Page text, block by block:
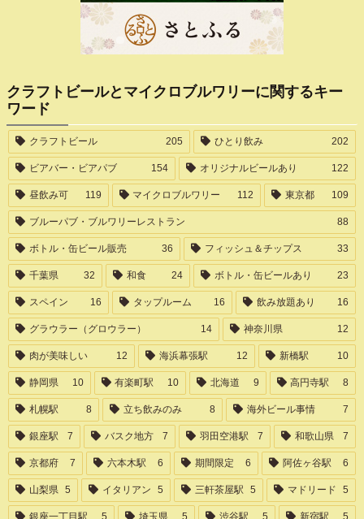
クラフトビールとマイクロブルワリーに関するキー
ワード
クラフトビール 205 ひとり飲み 202
ビアバー・ビアパブ 154 オリジナルビールあり 122
昼飲み可 119 マイクロブルワリー 112 東京都 109
ブルーパブ・ブルワリーレストラン 88
ボトル・缶ビール販売 36 フィッシュ＆チップス 33
千葉県 32 和食 24 ボトル・缶ビールあり 23
スペイン 16 タップルーム 16 飲み放題あり 16
グラウラー（グロウラー） 14 神奈川県 12
肉が美味しい 12 海浜幕張駅 12 新橋駅 10
静岡県 10 有楽町駅 10 北海道 9 高円寺駅 8
札幌駅 8 立ち飲みのみ 8 海外ビール事情 7
銀座駅 7 バスク地方 7 羽田空港駅 7 和歌山県 7
京都府 7 六本木駅 6 期間限定 6 阿佐ヶ谷駅 6
山梨県 5 イタリアン 5 三軒茶屋駅 5 マドリード 5
銀座一丁目駅 5 埼玉県 5 渋谷駅 5 新宿駅 5